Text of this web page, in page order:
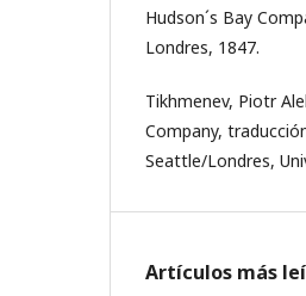
Hudson´s Bay
Londres, 1847.
Tikhmenev, Piotr
Company,
Seattle/Londres,
Artículos más